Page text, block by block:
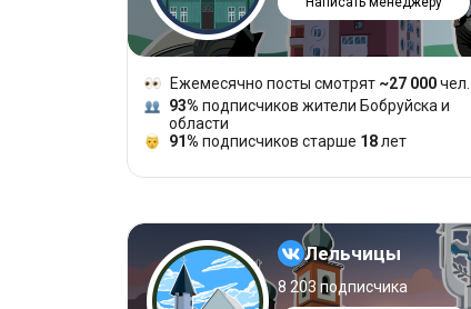
Ежемесячно посты смотрят ~27 000чел.
93% подписчиков жители Бобруйска и
области
91% подписчиков старше 18лет
Лельчицы
8 203 подписчика